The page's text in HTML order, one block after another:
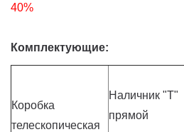
40%
Комплектующие:
Коробка
телескопическая
Наличник "Т"
прямой